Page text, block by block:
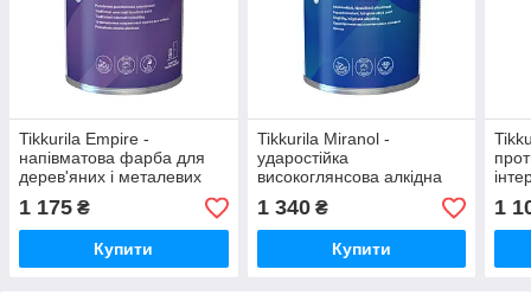
Tikkurila Empire -
напівматова фарба для
дерев'яних і металевих
меблів (База А), 0,9 л
1 175 ₴
Купити
Tikkurila Miranol -
ударостійка
високоглянсова алкідна
фарба (База А), 0,9 л
1 340₴
Купити
А),
1